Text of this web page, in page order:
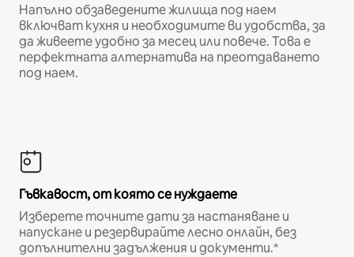
Напълно обзаведените жилища под наем
включват кухня и необходимите ви удобства, за
да живеете удобно за месец или повече. Това е
перфектната алтернатива на преотдаването
под наем.
Гъвкавост, от която се нуждаете
Изберете точните дати за настаняване и
напускане и резервирайте лесно онлайн, без
допълнителни задължения и документи.*